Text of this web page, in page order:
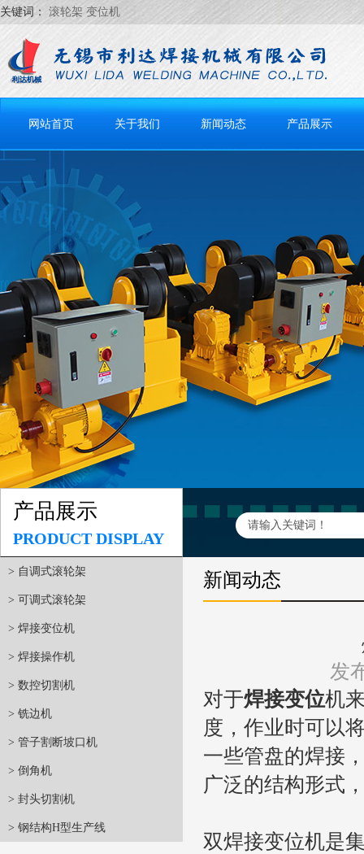
关键词： 滚轮架 变位机
网站首页 关于我们 新闻动态 产品展示
产品展示
PRODUCT DISPLAY
> 自调式滚轮架
> 可调式滚轮架
> 焊接变位机
> 焊接操作机
> 数控切割机
> 铣边机
> 管子割断坡口机
> 倒角机
> 封头切割机
> 钢结构H型生产线
新闻动态
发
对于焊接变位机
度，作业时可以
一些管盘的焊接
广泛的结构形式
双焊接变位机是